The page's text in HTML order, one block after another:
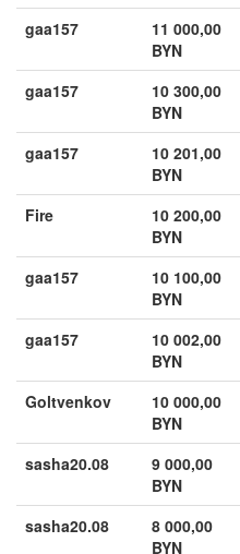
gaa157
11 000,00
BYN
gaa157
10 300,00
BYN
gaa157
10 201,00
BYN
Fire
10 200,00
BYN
gaa157
10 100,00
BYN
gaa157
10 002,00
BYN
Goltvenkov
10 000,00
BYN
sasha20.08
9 000,00
BYN
sasha20.08
8 000,00
BYN